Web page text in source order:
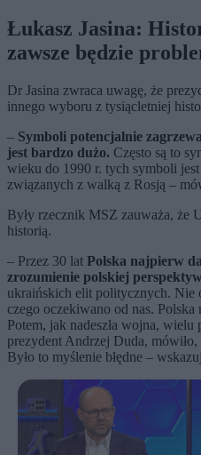
Łukasz Jasina:
zawsze będzie
Dr Jasina zwraca uwagę, że
innego wyboru z tysiącletniej
– Symboli potencjalnie
jest bardzo dużo. Często są to
wieku do 1990 r. tych symboli
związanych z walką z Rosją –
Były rzecznik MSZ zauważa, że
historią.
– Przez 30 lat Polska najpierw
zrozumienie polskiej
ukraińskich elit politycznych. Nie
czego oczekiwano od nas. Polska
Potem, jak nadeszła wojna,
prezydent Andrzej Duda,
Było to myślenie błędne –